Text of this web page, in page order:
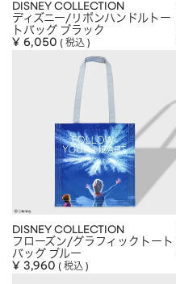
DISNEY COLLECTION
ディズニー/リボンハンドルトー
トバッグ ブラック
¥ 6,050 税込
DISNEY COLLECTION
フローズン/グラフィックトート
バッグ ブルー
¥ 3,960 税込